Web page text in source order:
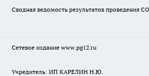
Сводная ведомость результатов проведения
Сетевое издание www.pg12.ru
Учредитель: ИП КАРЕЛИН Н.Ю.